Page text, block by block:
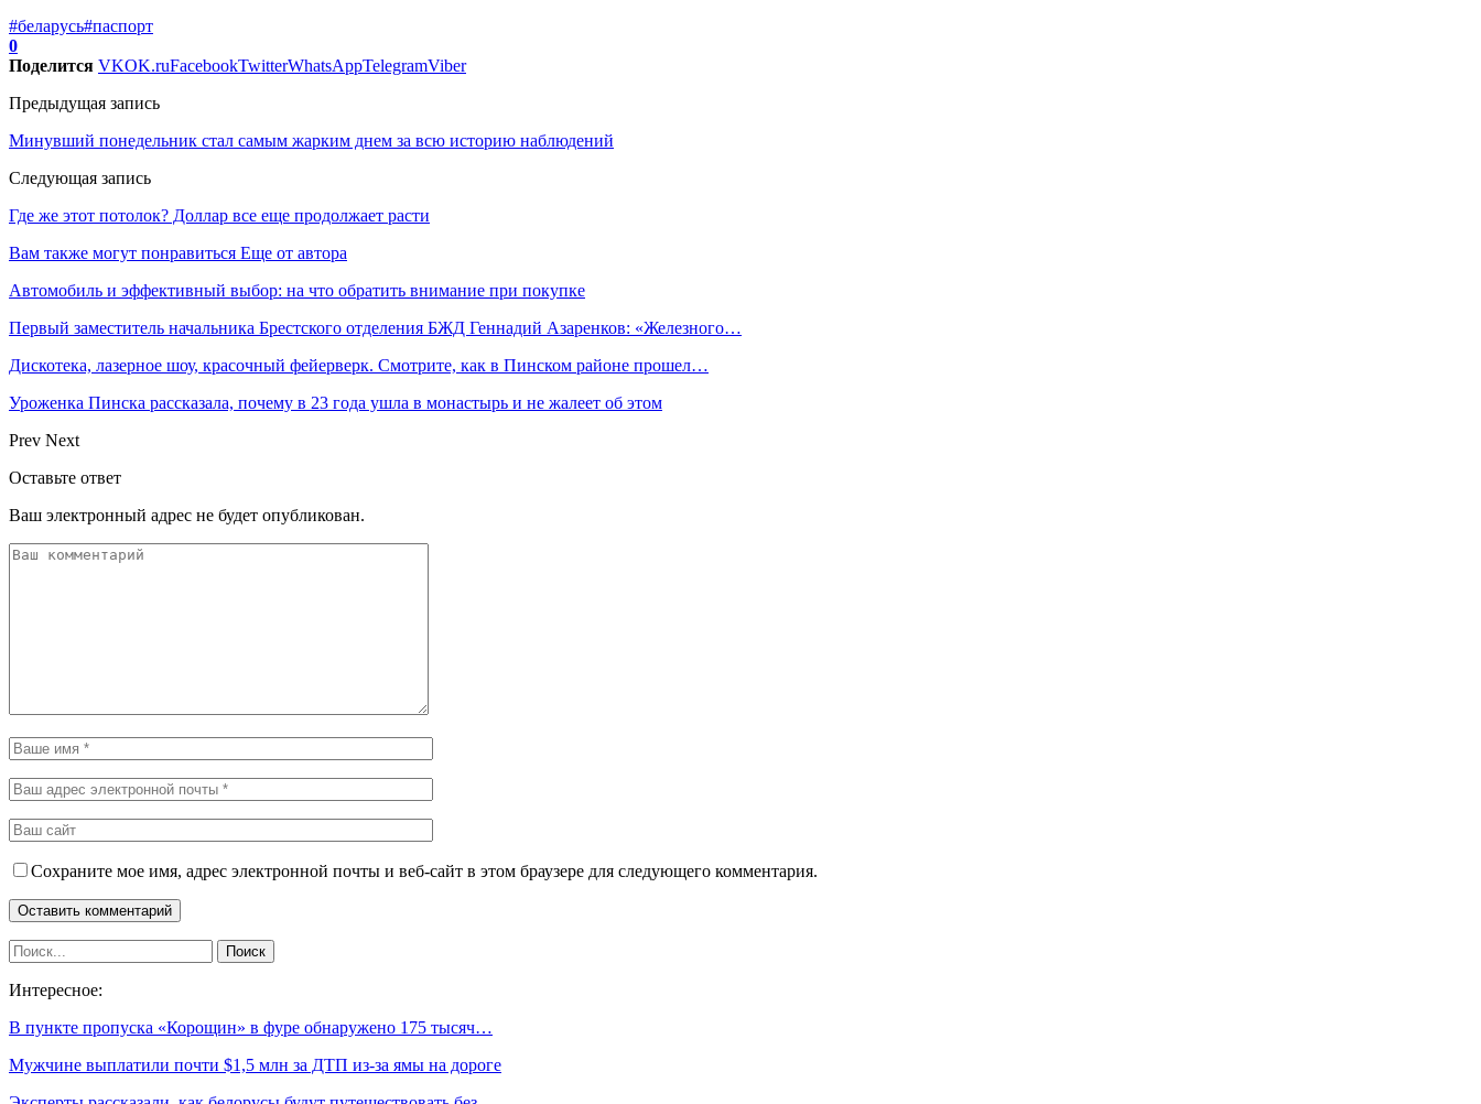
#беларусь#паспорт
0
Поделится VKOK.ruFacebookTwitterWhatsAppTelegramViber
Предыдущая запись
Минувший понедельник стал самым жарким днем за всю историю наблюдений
Следующая запись
Где же этот потолок? Доллар все еще продолжает расти
Вам также могут понравиться Еще от автора
Автомобиль и эффективный выбор: на что обратить внимание при покупке
Первый заместитель начальника Брестского отделения БЖД Геннадий Азаренков: «Железного…
Дискотека, лазерное шоу, красочный фейерверк. Смотрите, как в Пинском районе прошел…
Уроженка Пинска рассказала, почему в 23 года ушла в монастырь и не жалеет об этом
Prev Next
Оставьте ответ
Ваш электронный адрес не будет опубликован.
Сохраните мое имя, адрес электронной почты и веб-сайт в этом браузере для следующего комментария.
Интересное:
В пункте пропуска «Корощин» в фуре обнаружено 175 тысяч…
Мужчине выплатили почти $1,5 млн за ДТП из-за ямы на дороге